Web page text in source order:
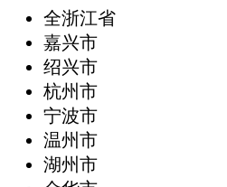
全浙江省
嘉兴市
绍兴市
杭州市
宁波市
温州市
湖州市